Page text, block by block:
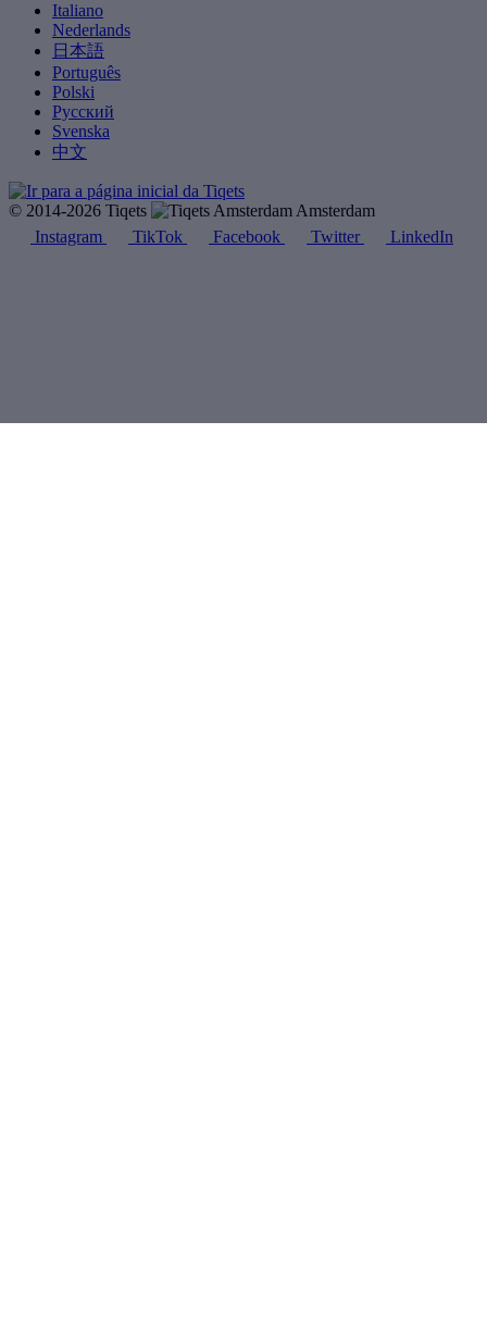
Italiano
Nederlands
日本語
Português
Polski
Русский
Svenska
中文
© 2014-2026 Tiqets
Amsterdam
Instagram
TikTok Facebook Twitter LinkedIn